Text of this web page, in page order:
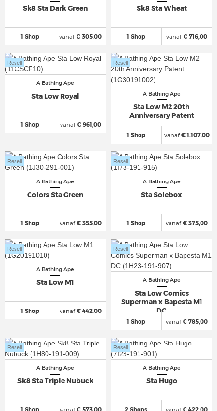
Sk8 Sta Dark Green
1 Shop vanaf€ 305,00
Sk8 Sta Wheat
1 Shop vanaf€ 716,00
A Bathing Ape
Sta Low Royal
1 Shop
Resell
vanaf€ 961,00
A Bathing Ape
Sta Low M2 20th
Anniversary Patent
1 Shop
Resell
vanaf€ 1.107,00
A Bathing Ape
Colors Sta Green
1 Shop
Resell
vanaf€ 355,00
A Bathing Ape
Sta Solebox
1 Shop
Resell
vanaf€ 375,00
A Bathing Ape
Sta Low M1
1 Shop
Resell
vanaf€ 442,00
A Bathing Ape
Sta Low Comics
Superman x Bapesta M1
DC
1 Shop
Resell
vanaf€ 785,00
A Bathing Ape
Sk8 Sta Triple Nubuck
Resell
A Bathing Ape
Sta Hugo
Resell